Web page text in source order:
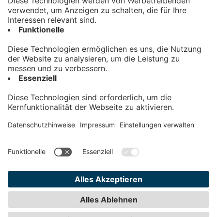
Kontakt
Impressum
Teilnahmebedingungen
Privatsphäre